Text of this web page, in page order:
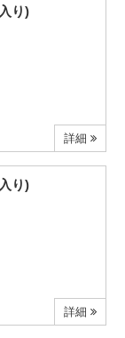
り)
詳細
り)
詳細